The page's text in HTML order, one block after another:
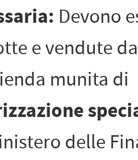
Devono
e vendute da
munita di
delle